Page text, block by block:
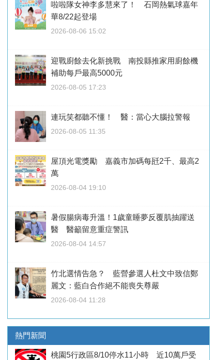
啦啦隊女神李多慧來了！ 石岡熱氣球嘉年
華8/22起登場
2026-08-06 15:02
迎戰廚餘去化新挑戰 南投縣推家用廚餘機
補助每戶最高5000元
2026-08-05 17:23
連玩笑都聽不懂！ 醫：當心大腦拉警報
2026-08-05 11:35
屋頂光電獎勵 嘉義市加碼每瓩2千、最高2
萬
2026-08-04 19:10
暑假腸病毒升溫！1歲童睡夢反覆肌抽躍送
醫 醫籲留意重症警訊
2026-08-04 14:57
竹北選情告急？ 藍營參選人杜文中致信鄭
麗文：藍白合作絕不能喪失尊嚴
2026-08-04 11:28
熱門新聞
桃園5行政區8/10停水11小時 近10萬戶受